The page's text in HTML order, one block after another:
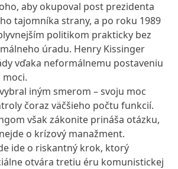
aby okupoval post prezidenta
tajomníka strany, a po roku 1989
politikom prakticky bez
úradu. Henry Kissinger
vďaka neformálnemu postaveniu
moci.
iným smerom – svoju moc
čoraz väčšieho počtu funkcií.
však zákonite prináša otázku,
o krízový manažment.
ide o riskantný krok, ktorý
otvára tretiu éru komunistickej